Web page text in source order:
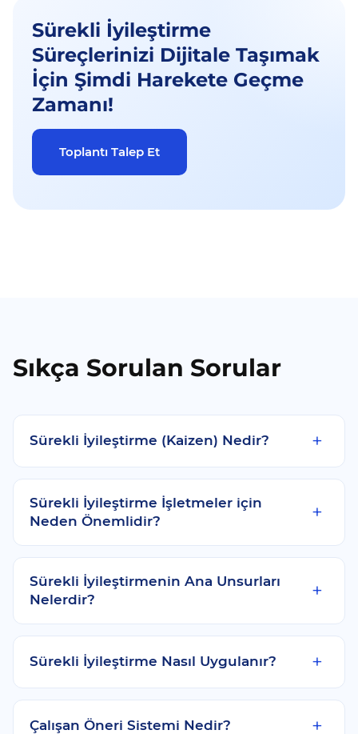
Sürekli İyileştirme
Süreçlerinizi Dijitale Taşımak
İçin Şimdi Harekete Geçme
Zamanı!
Toplantı Talep Et
Sıkça Sorulan Sorular
Sürekli İyileştirme (Kaizen) Nedir?
Sürekli İyileştirme İşletmeler için
Neden Önemlidir?
Sürekli İyileştirmenin Ana Unsurları
Nelerdir?
Sürekli İyileştirme Nasıl Uygulanır?
Çalışan Öneri Sistemi Nedir?